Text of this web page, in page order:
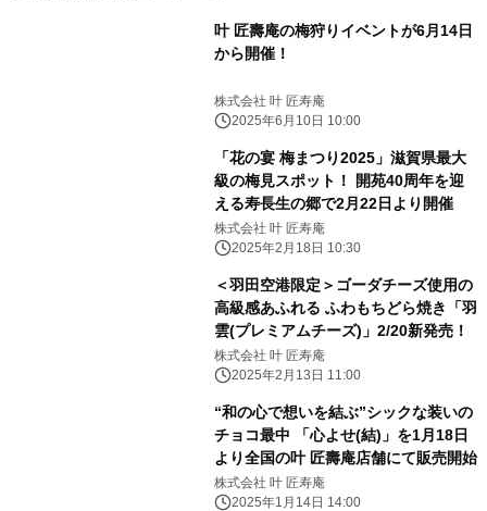
叶 匠壽庵の梅狩りイベントが6月14日
から開催！
株式会社 叶 匠寿庵
2025年6月10日 10:00
「花の宴 梅まつり2025」滋賀県最大
級の梅見スポット！ 開苑40周年を迎
える寿長生の郷で2月22日より開催
株式会社 叶 匠寿庵
2025年2月18日 10:30
＜羽田空港限定＞ゴーダチーズ使用の
高級感あふれる ふわもちどら焼き「羽
雲(プレミアムチーズ)」2/20新発売！
株式会社 叶 匠寿庵
2025年2月13日 11:00
“和の心で想いを結ぶ”シックな装いの
チョコ最中 「心よせ(結)」を1月18日
より全国の叶 匠壽庵店舗にて販売開始
株式会社 叶 匠寿庵
2025年1月14日 14:00